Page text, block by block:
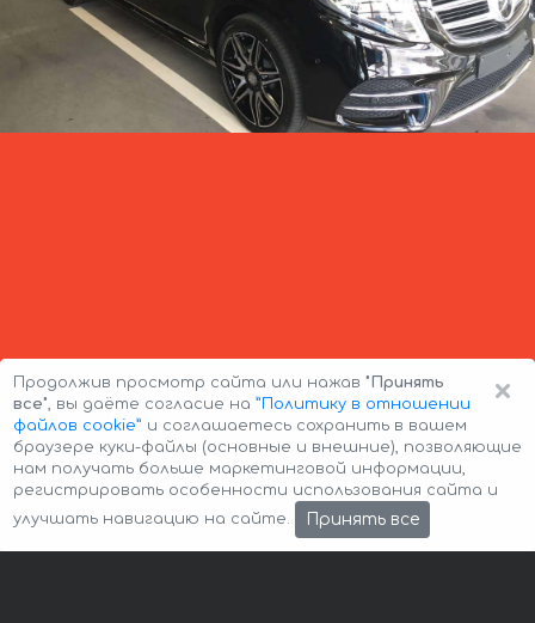
Авторские права © 2026 Авто-Аренда Cookie Policy
×
Продолжив просмотр сайта или нажав "Принять
все", вы даёте согласие на ”Политику в отношении
файлов cookie” и соглашаетесь сохранить в вашем
браузере куки-файлы (основные и внешние), позволяющие
нам получать больше маркетинговой информации,
регистрировать особенности использования сайта и
улучшать навигацию на сайте.
Принять все